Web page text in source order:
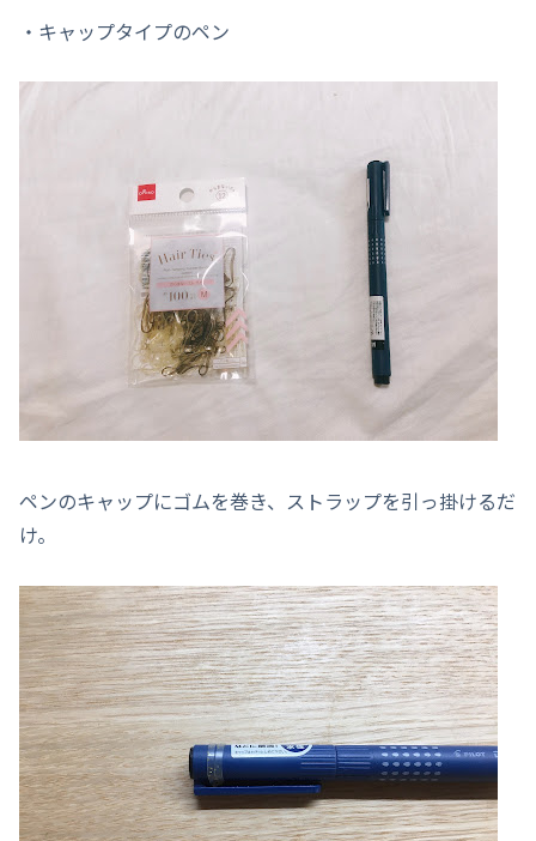
・キャップタイプのペン
ペンのキャップにゴムを巻き、ストラップを引っ掛けるだ
け。